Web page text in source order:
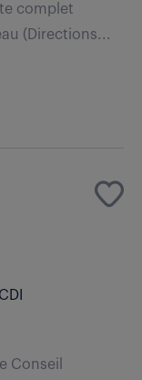
complet
(Directions...
CDI
Conseil